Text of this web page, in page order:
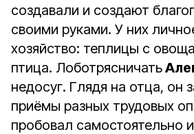
создавали и создают
своими руками. У них
хозяйство: теплицы с
птица. Лоботрясничать
недосуг. Глядя на отца, он
приёмы разных трудовых
пробовал самостоятельно